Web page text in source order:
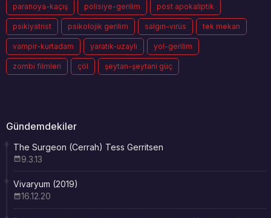
paranoya-kaçış polisiye-gerilim post apokaliptik
psikiyatrist psikolojik gerilim salgın-virüs tek mekan
vampir-kurtadam yaratık-uzaylı yol-gerilim
zombi filmleri çöl şeytan-şeytani güç
Gündemdekiler
The Surgeon (Cerrah) Tess Gerritsen
9.3.13
Vivaryum (2019)
16.12.20